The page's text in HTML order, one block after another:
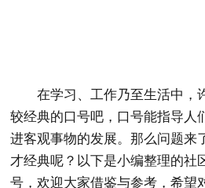
在学习、工作乃至生活中，
较经典的口号吧，口号能指导人
进客观事物的发展。那么问题来
才经典呢？以下是小编整理的社
号，欢迎大家借鉴与参考，希望